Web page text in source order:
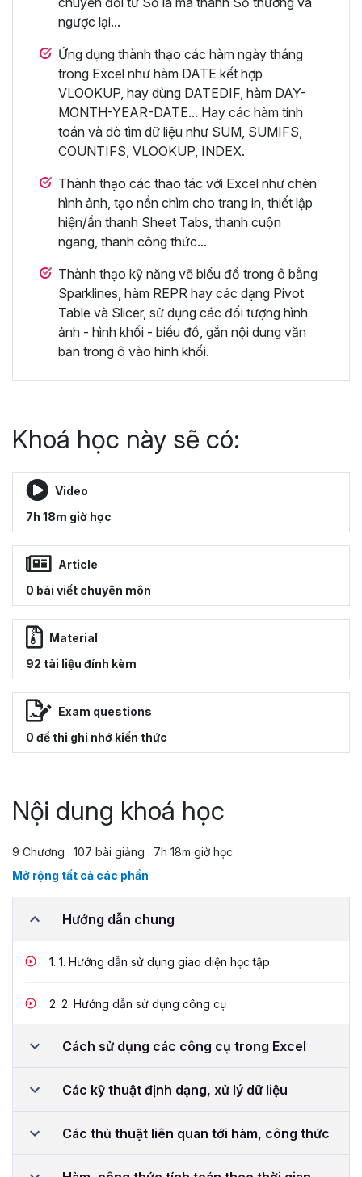
ngược lại...
Ứng dụng thành thạo các hàm ngày tháng
trong Excel như hàm DATE kết hợp
VLOOKUP, hay dùng DATEDIF, hàm DAY-
MONTH-YEAR-DATE... Hay các hàm tính
toán và dò tìm dữ liệu như SUM, SUMIFS,
COUNTIFS, VLOOKUP, INDEX.
Thành thạo các thao tác với Excel như chèn
hình ảnh, tạo nền chìm cho trang in, thiết lập
hiện/ẩn thanh Sheet Tabs, thanh cuộn
ngang, thanh công thức...
Thành thạo kỹ năng vẽ biểu đồ trong ô bằng
Sparklines, hàm REPR hay các dạng Pivot
Table và Slicer, sử dụng các đối tượng hình
ảnh - hình khối - biểu đồ, gắn nội dung văn
bản trong ô vào hình khối.
Khoá học này sẽ có:
Video
7h 18m giờ học
Article
0 bài viết chuyên môn
Material
92 tài liệu đính kèm
Exam questions
0 đề thi ghi nhớ kiến thức
Nội dung khoá học
9 Chương . 107 bài giảng . 7h 18m giờ học
Mở rộng tất cả các phần
Hướng dẫn chung
1. 1. Hướng dẫn sử dụng giao diện học tập
2. 2. Hướng dẫn sử dụng công cụ
Cách sử dụng các công cụ trong Excel
Các kỹ thuật định dạng, xử lý dữ liệu
Các thủ thuật liên quan tới hàm, công thức